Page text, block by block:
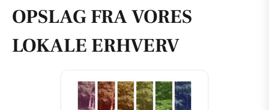
OPSLAG FRA VORES
LOKALE ERHVERV